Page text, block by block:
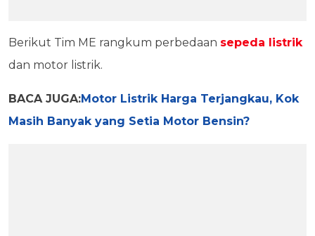
Berikut Tim ME rangkum perbedaan sepeda listrik
dan motor listrik.
BACA JUGA:Motor Listrik Harga Terjangkau, Kok
Masih Banyak yang Setia Motor Bensin?